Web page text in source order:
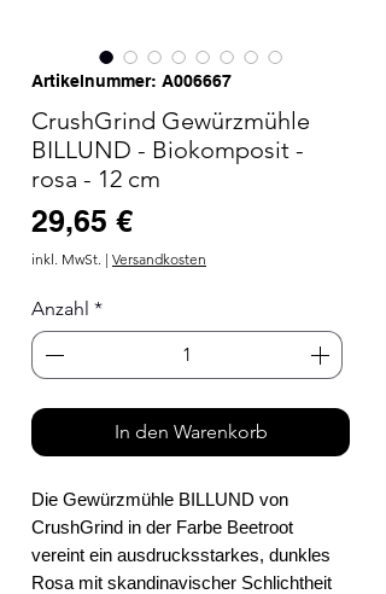
Artikelnummer: A006667
CrushGrind Gewürzmühle
BILLUND - Biokomposit -
rosa - 12 cm
29,65 €Preis
inkl. MwSt. | Versandkosten
Anzahl *
In den Warenkorb
Die Gewürzmühle BILLUND von
CrushGrind in der Farbe Beetroot
vereint ein ausdrucksstarkes, dunkles
Rosa mit skandinavischer Schlichtheit